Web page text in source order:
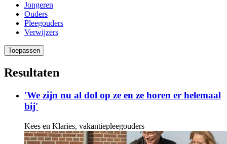
Jongeren
Ouders
Pleegouders
Verwijzers
Toepassen
Resultaten
'We zijn nu al dol op ze en ze horen er helemaal
bij'
Kees en Klaries, vakantiepleegouders